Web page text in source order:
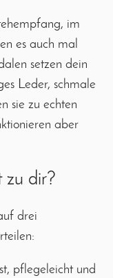
im
es auch mal
setzen dein
Leder, schmale
sie zu echten
aber
zu dir?
drei
pflegeleicht und